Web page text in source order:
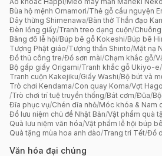
Bùa hộ mệnh Omamori/Thẻ gỗ cầu nguyện
Dây thừng Shimenawa/Bàn thờ Thần đạo
Đèn lồng giấy/Tranh treo dạng cuộn/
Băng đô lễ hội/Búp bê gỗ Kokeshi/Búp bê
Tượng Phật giáo/Tượng thần Shinto/Mặt nạ
Đồ thủ công tre/Đồ sơn mài/Chạm khắc gỗ/
Bộ gấp giấy Origami/Tranh khắc gỗ Ukiyo-e/
Tranh cuộn Kakejiku/Giấy Washi/Bộ bút và
Trò chơi Kendama/Con quay Koma/Vợt
/Trò chơi trí tuệ truyền thống/Bát cơm/Đũa/
Đĩa phục vụ/Chén dĩa nhỏ/Móc khóa & Nam
Đồ lưu niệm chủ đề Nhật Bản/Vật phẩm quà
Quà lưu niệm văn hóa/Vật phẩm lễ hội búp bê
Quà tặng mùa hoa anh đào/Trang trí Tết/Đồ
Văn hóa đại chúng